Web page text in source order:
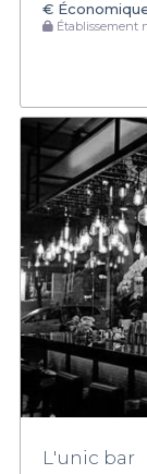
€
Établissement
L'unic bar